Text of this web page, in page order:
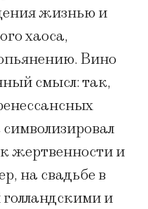
жизнью и
хаоса,
Вино
смысл: так,
жертвенности и
на свадьбе в
и